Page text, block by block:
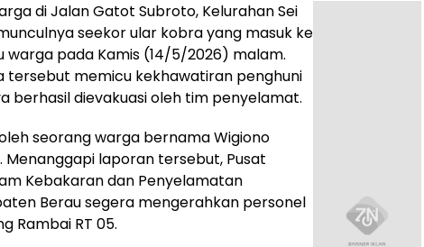
di Jalan Gatot Subroto, Kelurahan Sei
seekor ular kobra yang masuk ke
warga pada Kamis (14/5/2026) malam.
tersebut memicu kekhawatiran penghuni
berhasil dievakuasi oleh tim penyelamat.
seorang warga bernama Wigiono
Menanggapi laporan tersebut, Pusat
Kebakaran dan Penyelamatan
Berau segera mengerahkan personel
Rambai RT 05.